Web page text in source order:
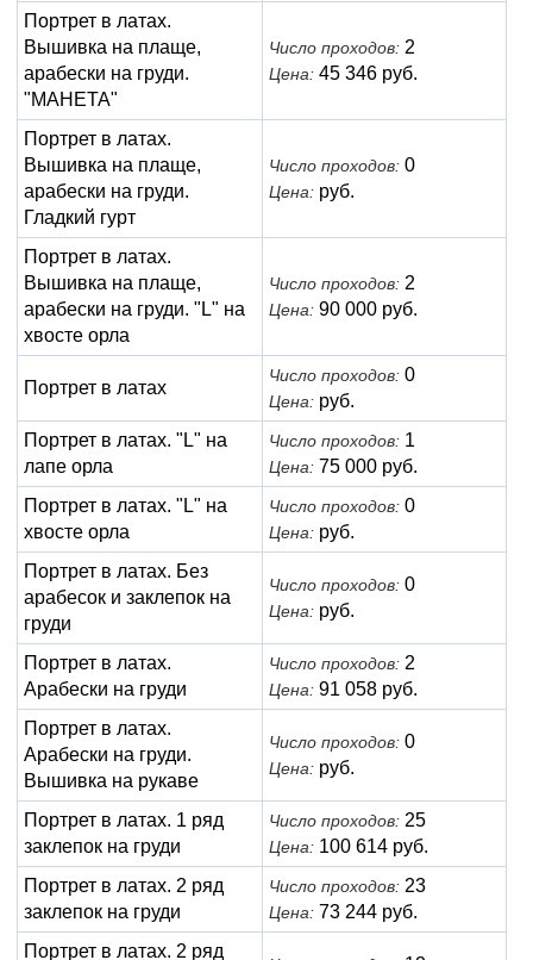
Портрет в латах.
Вышивка на плаще,
арабески на груди.
"МАНЕТА"
Число проходов: 2
Цена: 45 346 руб.
Портрет в латах.
Вышивка на плаще,
арабески на груди.
Гладкий гурт
Число проходов: 0
Цена: руб.
Портрет в латах.
Вышивка на плаще,
арабески на груди. "L" на
хвосте орла
Число проходов: 2
Цена: 90 000 руб.
Портрет в латах
Число проходов: 0
Цена: руб.
Портрет в латах. "L" на
лапе орла
Число проходов: 1
Цена: 75 000 руб.
Портрет в латах. "L" на
хвосте орла
Число проходов: 0
Цена: руб.
Портрет в латах. Без
арабесок и заклепок на
груди
Число проходов: 0
Цена: руб.
Портрет в латах.
Арабески на груди
Число проходов: 2
Цена: 91 058 руб.
Портрет в латах.
Арабески на груди.
Вышивка на рукаве
Число проходов: 0
Цена: руб.
Портрет в латах. 1 ряд
заклепок на груди
Число проходов: 25
Цена: 100 614 руб.
Портрет в латах. 2 ряд
заклепок на груди
Число проходов: 23
Цена: 73 244 руб.
Портрет в латах. 2 ряд